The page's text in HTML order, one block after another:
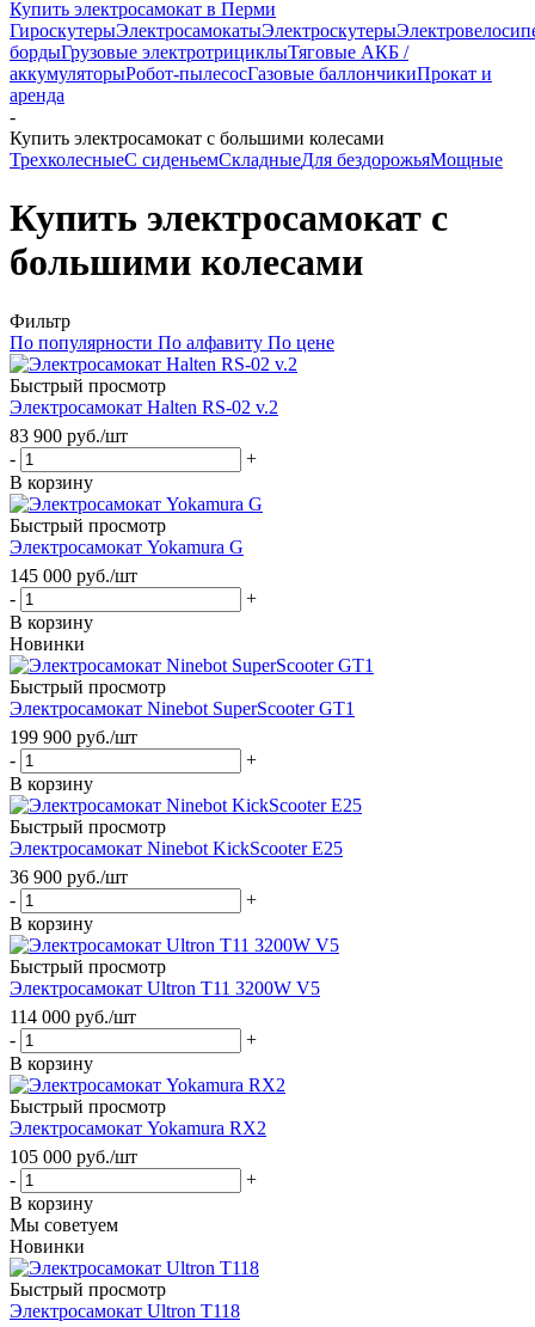
Купить электросамокат в Перми
ГироскутерыЭлектросамокатыЭлектроскутеры
бордыГрузовые электротрициклыТяговые АКБ /
аккумуляторыРобот-пылесосГазовые баллончикиПрокат и
аренда
-
Купить электросамокат с большими колесами
ТрехколесныеС сиденьемСкладныеДля бездорожьяМощные
Купить электросамокат с
большими колесами
Фильтр
По популярности По алфавиту По цене
Быстрый просмотр
Электросамокат Halten RS-02 v.2
83 900 руб./шт
-
+
В корзину
Быстрый просмотр
Электросамокат Yokamura G
145 000 руб./шт
-
+
В корзину
Новинки
Быстрый просмотр
Электросамокат Ninebot SuperScooter GT1
199 900 руб./шт
-
+
В корзину
Быстрый просмотр
Электросамокат Ninebot KickScooter E25
36 900 руб./шт
-
+
В корзину
Быстрый просмотр
Электросамокат Ultron T11 3200W V5
114 000 руб./шт
-
+
В корзину
Быстрый просмотр
Электросамокат Yokamura RX2
105 000 руб./шт
-
+
В корзину
Мы советуем
Новинки
Быстрый просмотр
Электросамокат Ultron T118